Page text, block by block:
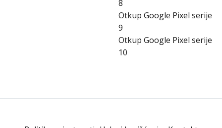
8
Otkup Google Pixel serije
9
Otkup Google Pixel serije
10